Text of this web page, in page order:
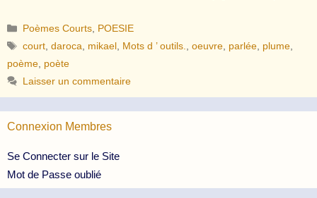
Catégories
Poèmes Courts POESIE
Étiquettes
court ,daroca mikael Mots d ’ outils. ,oeuvre parlée plume
poème poète
Laisser un commentaire
Connexion Membres
Se Connecter sur le Site
Mot de Passe oublié